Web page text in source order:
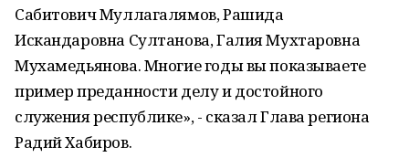
Сабитович Муллагалямов, Рашида
Искандаровна Султанова, Галия Мухтаровна
Мухамедьянова. Многие годы вы показываете
пример преданности делу и достойного
служения республике», - сказал Глава региона
Радий Хабиров.